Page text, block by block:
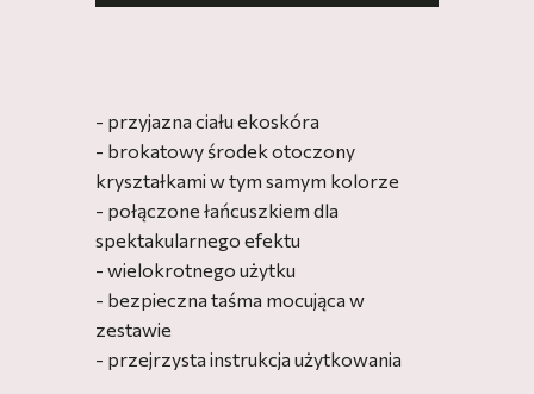
kryształkami
połączone
Trace"
- przyjazna ciału ekoskóra
- brokatowy środek otoczony
kryształkami w tym samym kolorze
- połączone łańcuszkiem dla
spektakularnego efektu
- wielokrotnego użytku
- bezpieczna taśma mocująca w
zestawie
- przejrzysta instrukcja użytkowania